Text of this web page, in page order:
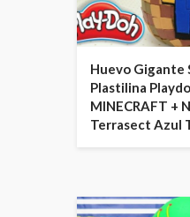
Huevo Gigante
Plastilina
MINECRAFT +
Terrasect Azul